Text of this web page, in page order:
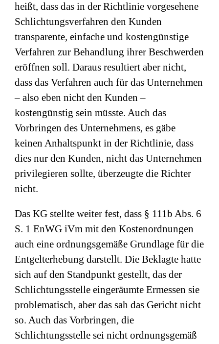
heißt, dass das in der Richtlinie vorgesehene
Schlichtungsverfahren den Kunden
transparente, einfache und kostengünstige
Verfahren zur Behandlung ihrer Beschwerden
eröffnen soll. Daraus resultiert aber nicht,
dass das Verfahren auch für das Unternehmen
– also eben nicht den Kunden –
kostengünstig sein müsste. Auch das
Vorbringen des Unternehmens, es gäbe
keinen Anhaltspunkt in der Richtlinie, dass
dies nur den Kunden, nicht das Unternehmen
privilegieren sollte, überzeugte die Richter
nicht.
Das KG stellte weiter fest, dass § 111b Abs. 6
S. 1 EnWG iVm mit den Kostenordnungen
auch eine ordnungsgemäße Grundlage für die
Entgelterhebung darstellt. Die Beklagte hatte
sich auf den Standpunkt gestellt, das der
Schlichtungsstelle eingeräumte Ermessen sie
problematisch, aber das sah das Gericht nicht
so. Auch das Vorbringen, die
Schlichtungsstelle sei nicht ordnungsgemäß